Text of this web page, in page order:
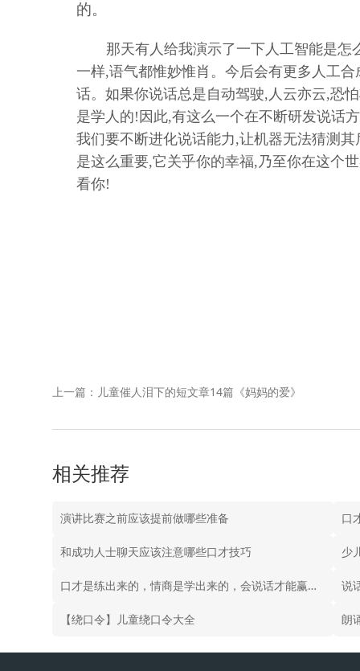
的。
那天有人给我演示了一下人工智能是
一样,语气都惟妙惟肖。今后会有更多人工
话。如果你说话总是自动驾驶,人云亦云,恐
是学人的!因此,有这么一个在不断研发说话
我们要不断进化说话能力,让机器无法猜测
是这么重要,它关乎你的幸福,乃至你在这
看你!
上一篇：儿童催人泪下的短文章14篇《妈妈的爱》
相关推荐
演讲比赛之前应该提前做哪些准备 口
和成功人士聊天应该注意哪些口才技巧 少
口才是练出来的，情商是学出来的，会说话才能赢得好未来 说
【绕口令】儿童绕口令大全 朗